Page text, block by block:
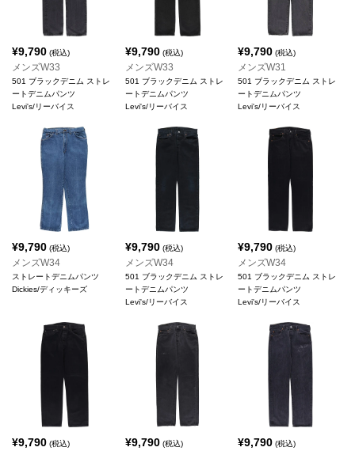
¥9,790 (税込)
メンズW33
501 ブラックデニム ストレ
ートデニムパンツ
Levi's/リーバイス
¥9,790(税込)
メンズW33
501 ブラックデニム ストレ
ートデニムパンツ
Levi's/リーバイス
¥9,790 (税込)
メンズW31
501 ブラックデニム ストレ
ートデニムパンツ
Levi's/リーバイス
¥9,790 (税込)
メンズW34
ストレートデニムパンツ
Dickies/ディッキーズ
¥9,790(税込)
メンズW34
501 ブラックデニム ストレ
ートデニムパンツ
Levi's/リーバイス
¥9,790 (税込)
メンズW34
501 ブラックデニム ストレ
ートデニムパンツ
Levi's/リーバイス
¥9,790 (税込) ¥9,790(税込) ¥9,790 (税込)